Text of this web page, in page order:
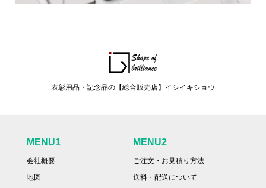
表彰用品・記念品の【総合販売店】イシイキショウ
MENU1
会社概要
地図
MENU2
ご注文・お見積り方法
送料・配送について